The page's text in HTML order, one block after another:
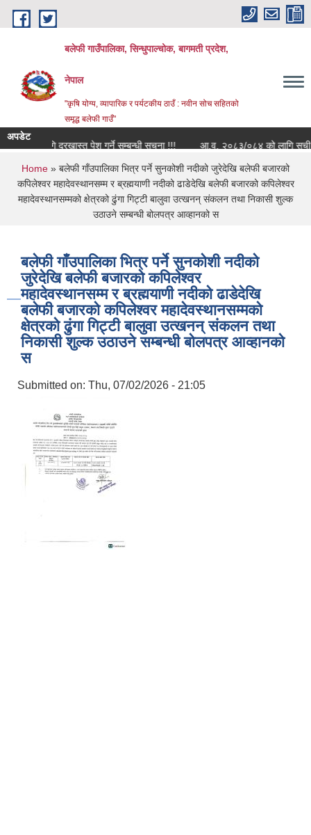
Skip to main content
बलेफी गाउँपालिका, सिन्धुपाल्चोक, बागमती प्रदेश,
नेपाल
"कृषि योग्य, व्यापारिक र पर्यटकीय ठाउँ : नवीन सोच सहितको
समृद्ध बलेफी गाउँ"
अपडेट
लागि दरखास्त पेश गर्ने सम्बन्धी सूचना !!!
आ.व. २०८३/०८४ को लागि सूची दर्ता
You are here
Home » बलेफी गाँउपालिका भित्र पर्ने सुनकोशी नदीको जुरेदेखि बलेफी बजारको
कपिलेश्वर महादेवस्थानसम्म र ब्रह्मयाणी नदीको ढाडेदेखि बलेफी बजारको कपिलेश्वर
महादेवस्थानसम्मको क्षेत्रको ढुंगा गिट्टी बालुवा उत्खनन् संकलन तथा निकासी शुल्क
उठाउने सम्बन्धी बोलपत्र आव्हानको स
बलेफी गाँउपालिका भित्र पर्ने सुनकोशी नदीको
जुरेदेखि बलेफी बजारको कपिलेश्वर
महादेवस्थानसम्म र ब्रह्मयाणी नदीको ढाडेदेखि
बलेफी बजारको कपिलेश्वर महादेवस्थानसम्मको
क्षेत्रको ढुंगा गिट्टी बालुवा उत्खनन् संकलन तथा
निकासी शुल्क उठाउने सम्बन्धी बोलपत्र आव्हानको
स
Submitted on: Thu, 07/02/2026 - 21:05